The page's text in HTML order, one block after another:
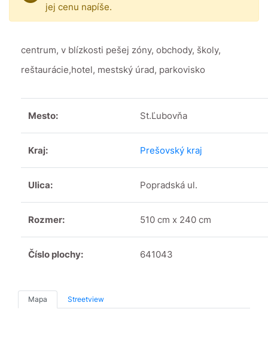
jej cenu napíše.
centrum, v blízkosti pešej zóny, obchody, školy,
reštaurácie,hotel, mestský úrad, parkovisko
Mesto: St.Ľubovňa
Kraj: Prešovský kraj
Ulica: Popradská ul.
Rozmer: 510 cm x 240 cm
Číslo plochy: 641043
Mapa Streetview